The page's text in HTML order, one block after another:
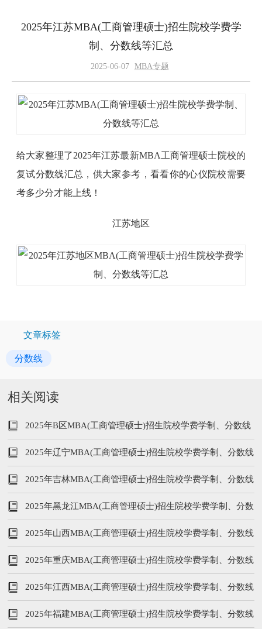
2025年江苏MBA(工商管理硕士)招生院校学费学
制、分数线等汇总
2025-06-07 MBA专题
给大家整理了2025年江苏最新MBA工商管理硕士院校的
复试分数线汇总，供大家参考，看看你的心仪院校需要
考多少分才能上线！
江苏地区
文章标签
分数线
相关阅读
2025年B区MBA(工商管理硕士)招生院校学费学制、分数线
等汇总
2025年辽宁MBA(工商管理硕士)招生院校学费学制、分数线
等汇总
2025年吉林MBA(工商管理硕士)招生院校学费学制、分数线
等汇总
2025年黑龙江MBA(工商管理硕士)招生院校学费学制、分数
线等汇总
2025年山西MBA(工商管理硕士)招生院校学费学制、分数线
等汇总
2025年重庆MBA(工商管理硕士)招生院校学费学制、分数线
等汇总
2025年江西MBA(工商管理硕士)招生院校学费学制、分数线
等汇总
2025年福建MBA(工商管理硕士)招生院校学费学制、分数线